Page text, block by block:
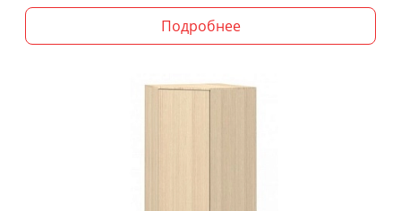
Подробнее